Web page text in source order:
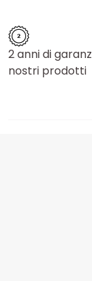
2 anni di
nostri prodotti